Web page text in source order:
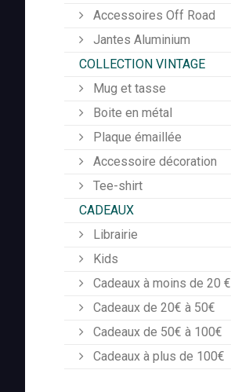
Accessoires Off Road
Jantes Aluminium
COLLECTION VINTAGE
Mug et tasse
Boite en métal
Plaque émaillée
Accessoire décoration
Tee-shirt
CADEAUX
Librairie
Kids
Cadeaux à moins de 20 €
Cadeaux de 20€ à 50€
Cadeaux de 50€ à 100€
Cadeaux à plus de 100€